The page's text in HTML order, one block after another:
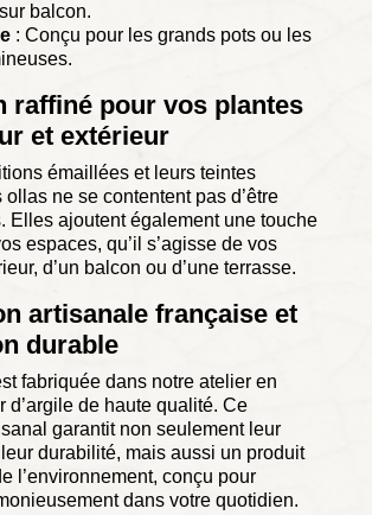
balcon.
: Conçu pour les grands pots ou les
raffiné pour vos plantes
et extérieur
émaillées et leurs teintes
ollas ne se contentent pas d’être
Elles ajoutent également une touche
espaces, qu’il s’agisse de vos
d’un balcon ou d’une terrasse.
artisanale française et
durable
fabriquée dans notre atelier en
d’argile de haute qualité. Ce
garantit non seulement leur
durabilité, mais aussi un produit
l’environnement, conçu pour
dans votre quotidien.